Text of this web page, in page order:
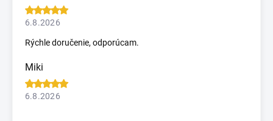
6.8.2026
Rýchle doručenie, odporúcam.
Miki
6.8.2026